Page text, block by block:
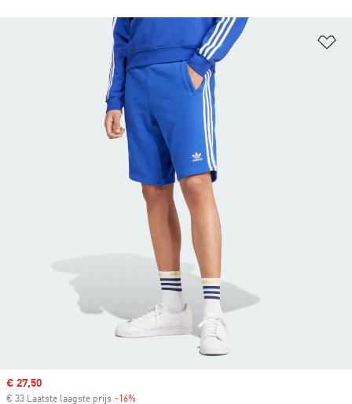
Sale price
€ 27,50
€ 33 Laatste laagste prijs -16%